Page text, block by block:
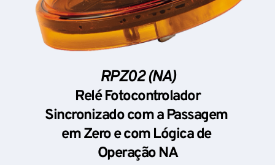
RPZ02 (NA)
Relé Fotocontrolador
Sincronizado com a Passagem
em Zero e com Lógica de
Operação NA